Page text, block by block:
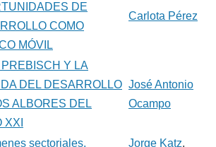
DE
COMO
MÓVIL
Carlota Pérez
PREBISCH Y LA
DEL DESARROLLO
ALBORES DEL
XXI
José Antonio
Ocampo
sectoriales,
Jorge Katz,